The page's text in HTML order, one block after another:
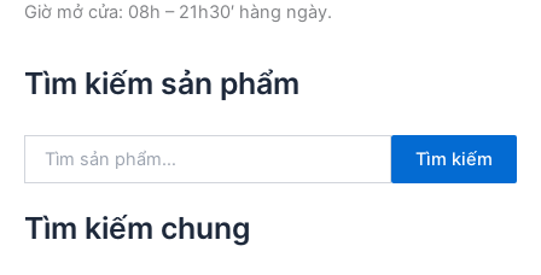
Giờ mở cửa: 08h – 21h30′ hàng ngày.
Tìm kiếm sản phẩm
k
Tìm kiếm
Tìm kiếm chung